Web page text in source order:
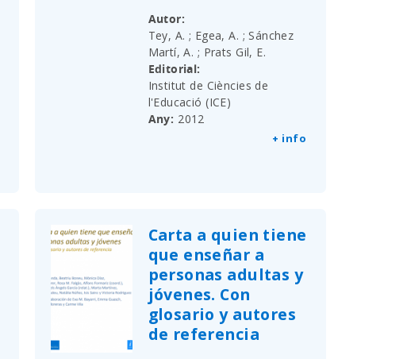
Autor
Tey, A. ; Egea, A. ; Sánchez
Martí, A. ; Prats Gil, E.
Editorial
Institut de Ciències de
l'Educació (ICE)
Any 2012
+ info
Carta a quien tiene
que enseñar a
personas adultas y
jóvenes. Con
glosario y autores
de referencia